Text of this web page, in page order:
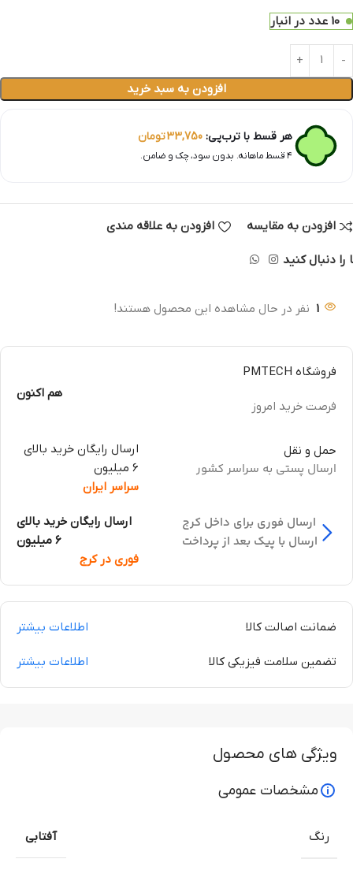
10 عدد در انبار
افزودن به سبد خرید
هر قسط با ترب‌پی: 33,750تومان
۴ قسط ماهانه. بدون سود، چک و ضامن.
افزودن به مقایسه افزودن به علاقه مندی
را دنبال کنید
1 نفر در حال مشاهده این محصول هستند!
فروشگاه PMTECH
فرصت خرید امروز
هم اکنون
حمل و نقل
ارسال پستی به سراسر کشور
ارسال رایگان خرید بالای
6 میلیون
سراسر ایران
ارسال فوری برای داخل کرج
ارسال با پیک بعد از پرداخت
ارسال رایگان خرید بالای
6 میلیون
فوری در کرج
ضمانت اصالت کالا اطلاعات بیشتر
تضمین سلامت فیزیکی کالا اطلاعات بیشتر
ویژگی های محصول
مشخصات عمومی
رنگ آفتابی